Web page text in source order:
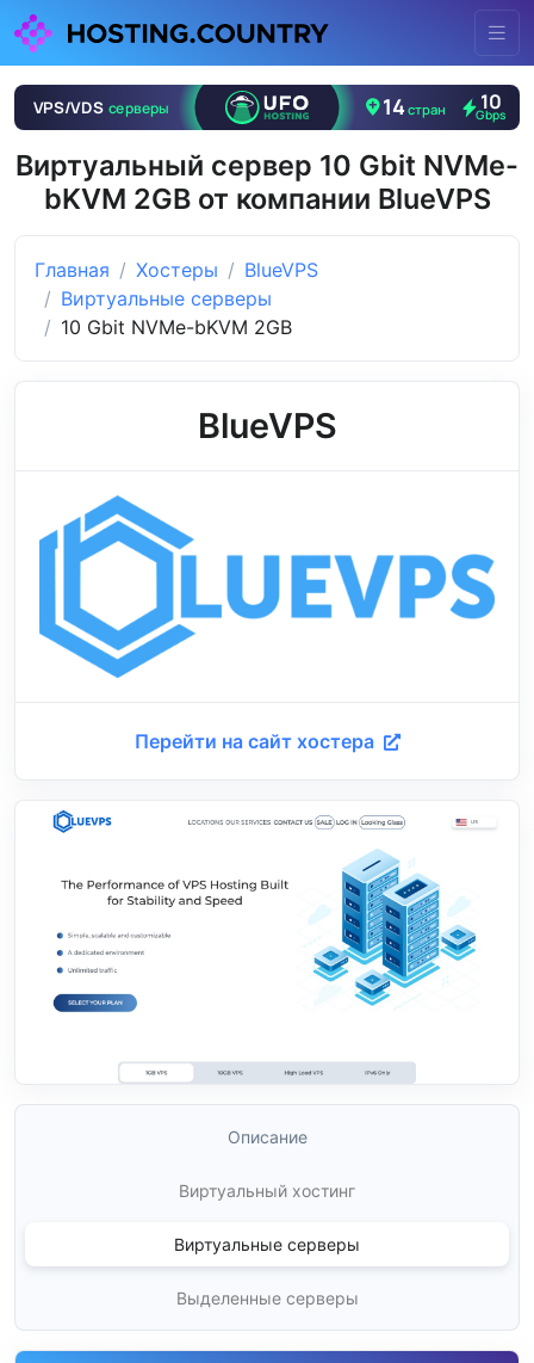
Виртуальный сервер 10 Gbit NVMe-
bKVM 2GB от компании BlueVPS
Главная Хостеры
BlueVPS
Виртуальные серверы
10 Gbit NVMe-bKVM 2GB
BlueVPS
Перейти на сайт хостера
Описание
Виртуальный хостинг
Виртуальные серверы
Выделенные серверы